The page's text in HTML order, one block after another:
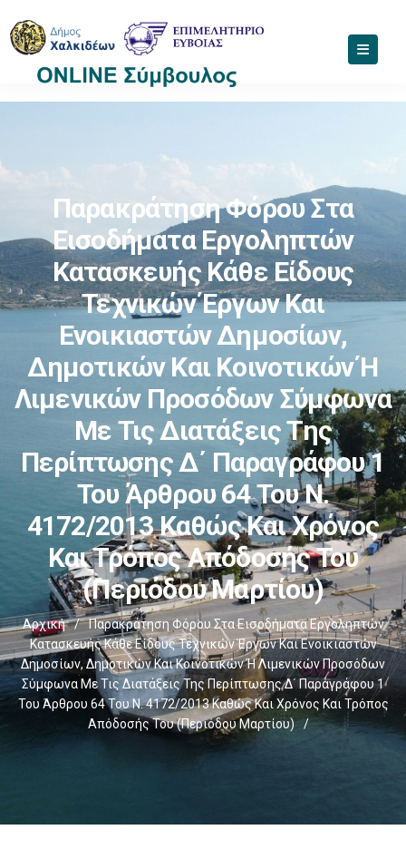
Παρακράτηση Φόρου Στα
Εισοδήματα Εργοληπτών
Κατασκευής Κάθε Είδους
Τεχνικών Έργων Και
Ενοικιαστών Δημοσίων,
Δημοτικών Και Κοινοτικών Ή
Λιμενικών Προσόδων Σύμφωνα
Με Τις Διατάξεις Της
Περίπτωσης Δ΄ Παραγράφου 1
Του Άρθρου 64 Του Ν.
4172/2013 Καθώς Και Χρόνος
Και Τρόπος Απόδοσής Του
(Περιόδου Μαρτίου)
Αρχική /
Παρακράτηση Φόρου Στα Εισοδήματα Εργοληπτών
Κατασκευής Κάθε Είδους Τεχνικών Έργων Και Ενοικιαστών
Δημοσίων, Δημοτικών Και Κοινοτικών Ή Λιμενικών Προσόδων
Σύμφωνα Με Τις Διατάξεις Της Περίπτωσης Δ΄ Παραγράφου 1
Του Άρθρου 64 Του Ν. 4172/2013 Καθώς Και Χρόνος Και Τρόπος
Απόδοσής Του (Περιόδου Μαρτίου)
/